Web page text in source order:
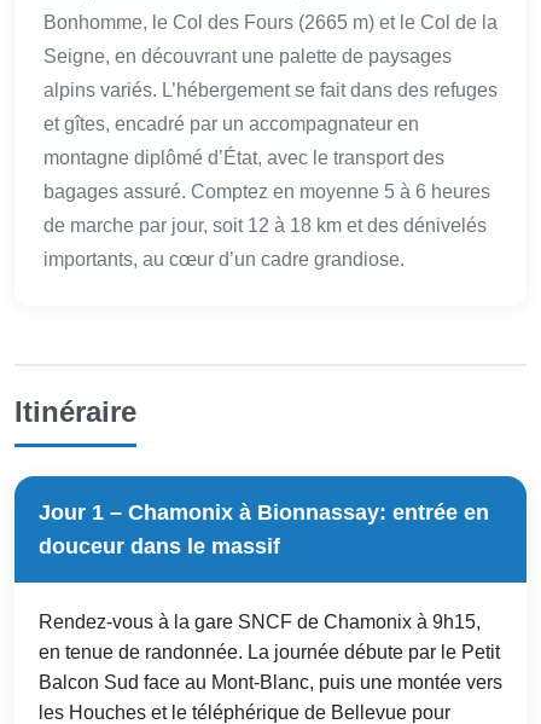
Bonhomme, le Col des Fours (2665 m) et le Col de la
Seigne, en découvrant une palette de paysages
alpins variés. L’hébergement se fait dans des refuges
et gîtes, encadré par un accompagnateur en
montagne diplômé d’État, avec le transport des
bagages assuré. Comptez en moyenne 5 à 6 heures
de marche par jour, soit 12 à 18 km et des dénivelés
importants, au cœur d’un cadre grandiose.
Itinéraire
Jour 1 – Chamonix à Bionnassay: entrée en
douceur dans le massif
Rendez-vous à la gare SNCF de Chamonix à 9h15,
en tenue de randonnée. La journée débute par le Petit
Balcon Sud face au Mont-Blanc, puis une montée vers
les Houches et le téléphérique de Bellevue pour